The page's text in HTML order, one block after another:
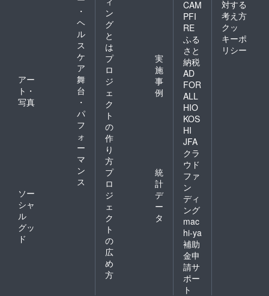
・
ヘ
ル
ス
ケ
ア
アー
ト・
写真
舞
台
・
パ
フ
ォ
ー
マ
ン
ス
ソー
シャ
ル
グッ
ド
ン
グ
と
は
プ
ロ
ジ
ェ
ク
ト
の
作
り
方
実
施
事
例
プ
ロ
ジ
ェ
ク
ト
の
広
め
方
統
計
デ
ー
タ
CAM
PFI
RE
ふる
さと
納税
AD
FOR
ALL
HIO
KOS
HI
JFA
クラ
ウド
ファ
ン
ディ
ング
mac
hi-ya
補助
金申
請サ
ポー
ト
対する
考え方
クッ
キーポ
リシー